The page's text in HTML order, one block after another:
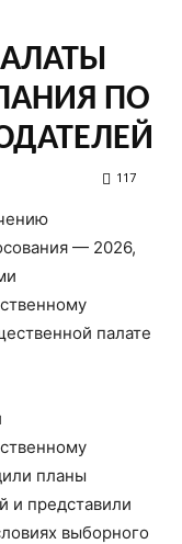
ПО
117
— 2026,
палате
планы
и представили
выборного